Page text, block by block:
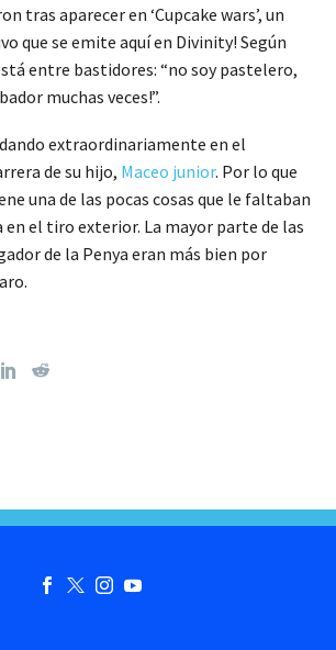
tras aparecer en ‘Cupcake wars’, un
que se emite aquí en Divinity! Según
entre bastidores: “no soy pastelero,
muchas veces!”.
extraordinariamente en el
de su hijo, Maceo junior. Por lo que
una de las pocas cosas que le faltaban
en el tiro exterior. La mayor parte de las
de la Penya eran más bien por